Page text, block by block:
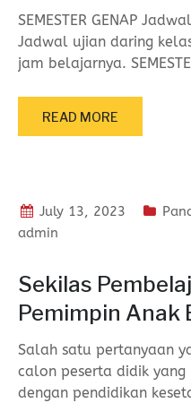
SEMESTER GENAP
Jadwal ujian daring
jam belajarnya.
READ MORE
July 13, 2023
admin
Sekilas
Pemimpin Anak
Salah satu pertanyaan
calon peserta didik
dengan pendidikan